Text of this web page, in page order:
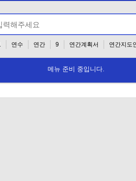
연수 연간 9 연간계획서 연간지도
메뉴 준비 중입니다.